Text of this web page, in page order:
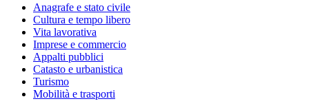
Anagrafe e stato civile
Cultura e tempo libero
Vita lavorativa
Imprese e commercio
Appalti pubblici
Catasto e urbanistica
Turismo
Mobilità e trasporti